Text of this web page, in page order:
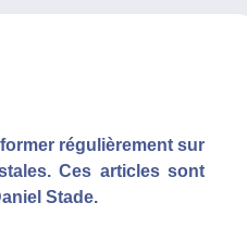
régulièrement sur
Ces articles sont
Stade.